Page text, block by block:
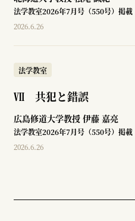
法学教室2026年7月号（550号）掲載
2026.6.26
法学教室
Ⅶ 共犯と錯誤
広島修道大学教授 伊藤 嘉亮
法学教室2026年7月号（550号）掲載
2026.6.26